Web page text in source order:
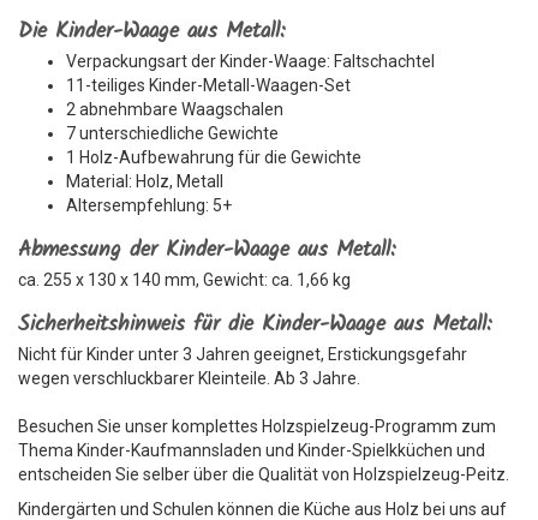
Die Kinder-Waage aus Metall:
Verpackungsart der Kinder-Waage: Faltschachtel
11-teiliges Kinder-Metall-Waagen-Set
2 abnehmbare Waagschalen
7 unterschiedliche Gewichte
1 Holz-Aufbewahrung für die Gewichte
Material: Holz, Metall
Altersempfehlung: 5+
Abmessung der Kinder-Waage aus Metall:
ca. 255 x 130 x 140 mm, Gewicht: ca. 1,66 kg
Sicherheitshinweis für die Kinder-Waage aus Metall:
Nicht für Kinder unter 3 Jahren geeignet, Erstickungsgefahr
wegen verschluckbarer Kleinteile. Ab 3 Jahre.
Besuchen Sie unser komplettes Holzspielzeug-Programm zum
Thema Kinder-Kaufmannsladen und Kinder-Spielkküchen und
entscheiden Sie selber über die Qualität von Holzspielzeug-Peitz.
Kindergärten und Schulen können die Küche aus Holz bei uns auf